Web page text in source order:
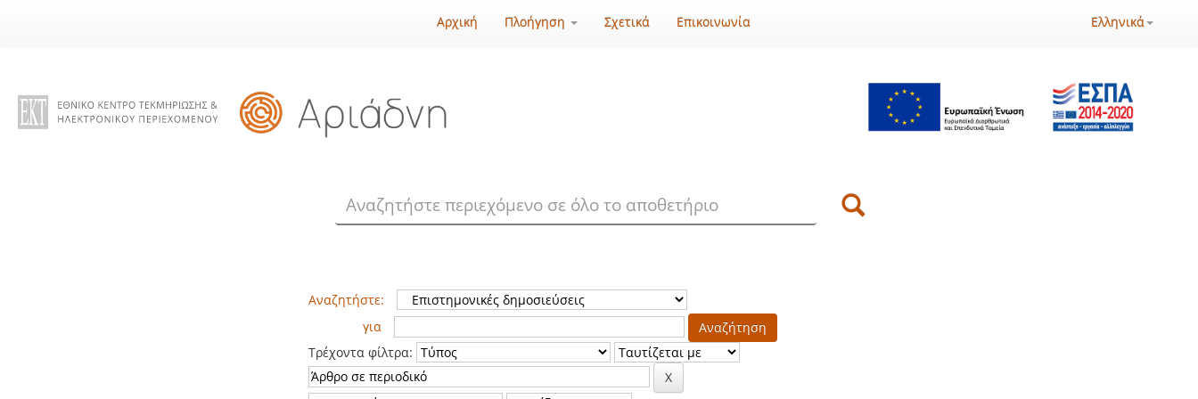
Αρχική Πλοήγηση Σχετικά Επικοινωνία Ελληνικά
Αναζητήστε:
για
Τρέχοντα φίλτρα: